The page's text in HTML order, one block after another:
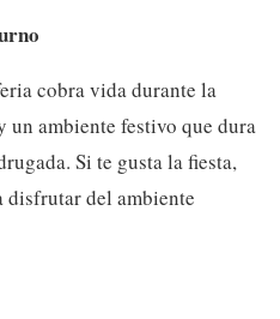
cobra vida durante la
un ambiente festivo que dura
Si te gusta la fiesta,
disfrutar del ambiente